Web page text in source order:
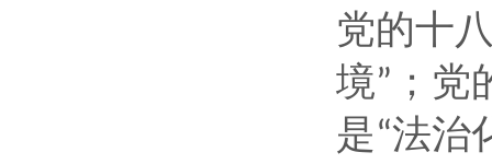
党的十
境” ；
是“法治